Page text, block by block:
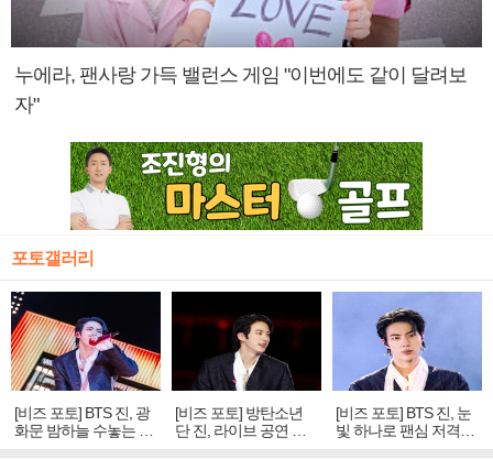
누에라, 팬사랑 가득 밸런스 게임 "이번에도 같이 달려보
자"
포토갤러리
[비즈 포토] BTS 진, 광
화문 밤하늘 수놓는 '비
주얼 킹'의 열창
[비즈 포토] 방탄소년
단 진, 라이브 공연 중
빛나는 독보적 아우라
[비즈 포토] BTS 진, 눈
빛 하나로 팬심 저격…
독보적 카리스마